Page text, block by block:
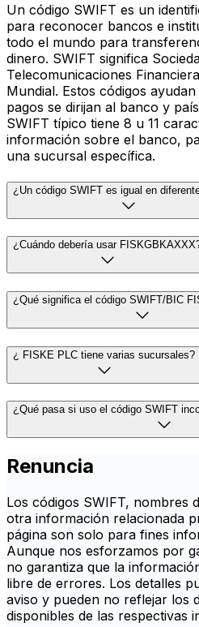
Un código SWIFT es un
para reconocer bancos e
todo el mundo para
dinero. SWIFT significa
Telecomunicaciones
Mundial. Estos códigos
pagos se dirijan al banco y
SWIFT típico tiene 8 u 11
información sobre el banco,
una sucursal específica.
¿Un código SWIFT es igual en
¿Cuándo debería usar
¿Qué significa el código SWIFT/BIC
¿ FISKE PLC tiene varias sucursales?
¿Qué pasa si uso el código SWIFT
Renuncia
Los códigos SWIFT, nombres
otra información relacionada
página son solo para fines
Aunque nos esforzamos por
no garantiza que la
libre de errores. Los detalles
aviso y pueden no reflejar los
disponibles de las respectivas